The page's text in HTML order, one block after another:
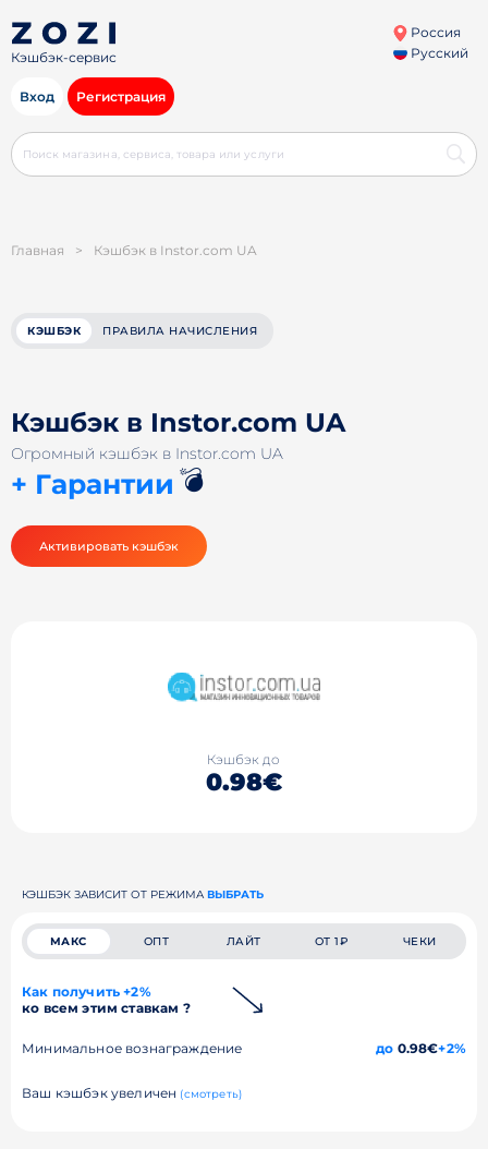
Кэшбэк-сервис
Россия
Русский
Вход Регистрация
Главная > Кэшбэк в Instor.com UA
КЭШБЭК ПРАВИЛА НАЧИСЛЕНИЯ
Кэшбэк в Instor.com UA
Огромный кэшбэк в Instor.com UA
+ Гарантии 💣
Активировать кэшбэк
Кэшбэк до
0.98€
КЭШБЭК ЗАВИСИТ ОТ РЕЖИМА ВЫБРАТЬ
МАКС ОПТ ЛАЙТ ОТ 1₽ ЧЕКИ
Как получить +2%
ко всем этим ставкам ?
Минимальное вознаграждение до 0.98€+2%
Ваш кэшбэк увеличен (смотреть)